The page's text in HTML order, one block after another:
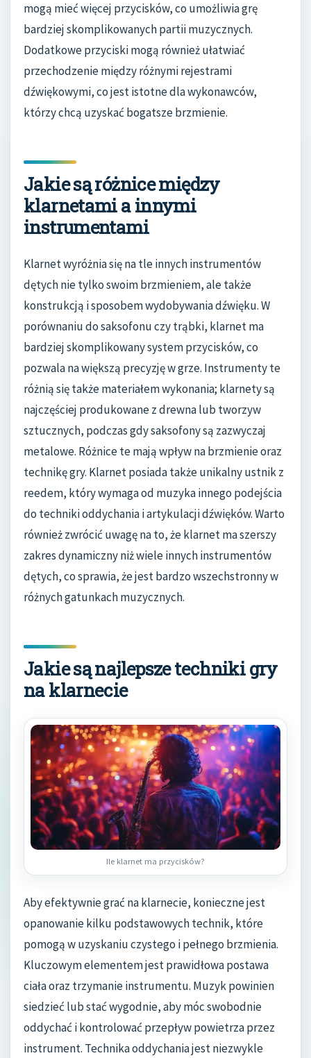
mogą mieć więcej przycisków, co umożliwia grę
bardziej skomplikowanych partii muzycznych.
Dodatkowe przyciski mogą również ułatwiać
przechodzenie między różnymi rejestrami
dźwiękowymi, co jest istotne dla wykonawców,
którzy chcą uzyskać bogatsze brzmienie.
Jakie są różnice między
klarnetami a innymi
instrumentami
Klarnet wyróżnia się na tle innych instrumentów
dętych nie tylko swoim brzmieniem, ale także
konstrukcją i sposobem wydobywania dźwięku. W
porównaniu do saksofonu czy trąbki, klarnet ma
bardziej skomplikowany system przycisków, co
pozwala na większą precyzję w grze. Instrumenty te
różnią się także materiałem wykonania; klarnety są
najczęściej produkowane z drewna lub tworzyw
sztucznych, podczas gdy saksofony są zazwyczaj
metalowe. Różnice te mają wpływ na brzmienie oraz
technikę gry. Klarnet posiada także unikalny ustnik z
reedem, który wymaga od muzyka innego podejścia
do techniki oddychania i artykulacji dźwięków. Warto
również zwrócić uwagę na to, że klarnet ma szerszy
zakres dynamiczny niż wiele innych instrumentów
dętych, co sprawia, że jest bardzo wszechstronny w
różnych gatunkach muzycznych.
Jakie są najlepsze techniki gry
na klarnecie
Ile klarnet ma przycisków?
Aby efektywnie grać na klarnecie, konieczne jest
opanowanie kilku podstawowych technik, które
pomogą w uzyskaniu czystego i pełnego brzmienia.
Kluczowym elementem jest prawidłowa postawa
ciała oraz trzymanie instrumentu. Muzyk powinien
siedzieć lub stać wygodnie, aby móc swobodnie
oddychać i kontrolować przepływ powietrza przez
instrument. Technika oddychania jest niezwykle